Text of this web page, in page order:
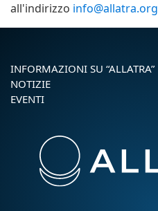
all'indirizzo info@allatra.org
INFORMAZIONI SU “ALLATRA”
NOTIZIE
EVENTI